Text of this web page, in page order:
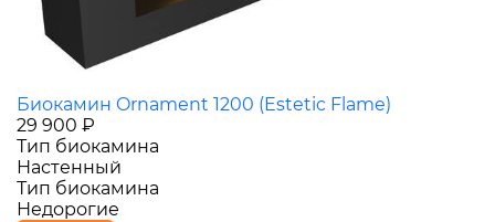
Биокамин Ornament 1200 (Estetic Flame)
29 900 ₽
Тип биокамина
Настенный
Тип биокамина
Недорогие